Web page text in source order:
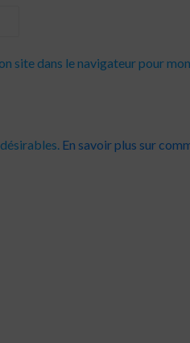
site dans le navigateur pour
En savoir plus sur